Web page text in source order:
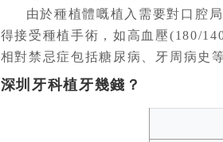
由於種植體嘅植入需要對口腔
得接受種植手術，如高血壓(180/
相對禁忌症包括糖尿病、牙周病史
深圳牙科植牙幾錢？